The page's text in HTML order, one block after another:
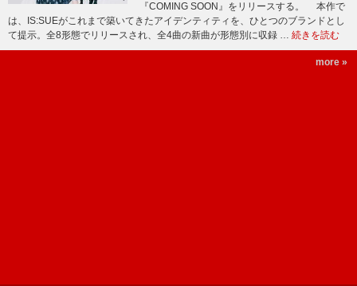
『COMING SOON』をリリースする。 本作で
は、IS:SUEがこれまで築いてきたアイデンティティを、ひとつのブランドとし
て提示。全8形態でリリースされ、全4曲の新曲が形態別に収録 … 続きを読む
more »